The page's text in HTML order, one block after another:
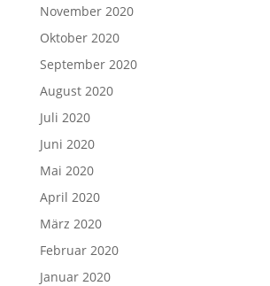
November 2020
Oktober 2020
September 2020
August 2020
Juli 2020
Juni 2020
Mai 2020
April 2020
März 2020
Februar 2020
Januar 2020